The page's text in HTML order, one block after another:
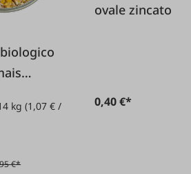
kg(1,07 € /
€*
ovale zincato
0,40 €*